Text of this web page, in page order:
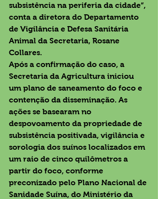
subsistência na periferia da cidade”,
conta a diretora do Departamento
de Vigilância e Defesa Sanitária
Animal da Secretaria, Rosane
Collares.
Após a confirmação do caso, a
Secretaria da Agricultura iniciou
um plano de saneamento do foco e
contenção da disseminação. As
ações se basearam no
despovoamento da propriedade de
subsistência positivada, vigilância e
sorologia dos suínos localizados em
um raio de cinco quilômetros a
partir do foco, conforme
preconizado pelo Plano Nacional de
Sanidade Suína, do Ministério da